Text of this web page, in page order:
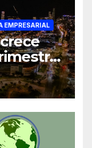
EMPRESARIAL
plan